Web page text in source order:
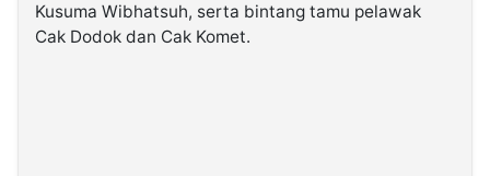
Kabarbaru
Media
Kusuma Wibhatsuh, serta bintang tamu pelawak
Cak Dodok dan Cak Komet.